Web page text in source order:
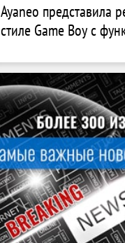
Ayaneo представила
стиле Game Boy с